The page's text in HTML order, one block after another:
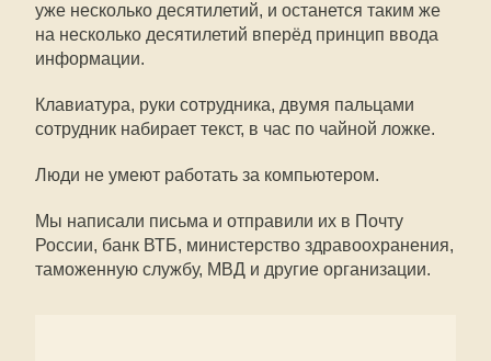
уже несколько десятилетий, и останется таким же
на несколько десятилетий вперёд принцип ввода
информации.
Клавиатура, руки сотрудника, двумя пальцами
сотрудник набирает текст, в час по чайной ложке.
Люди не умеют работать за компьютером.
Мы написали письма и отправили их в Почту
России, банк ВТБ, министерство здравоохранения,
таможенную службу, МВД и другие организации.